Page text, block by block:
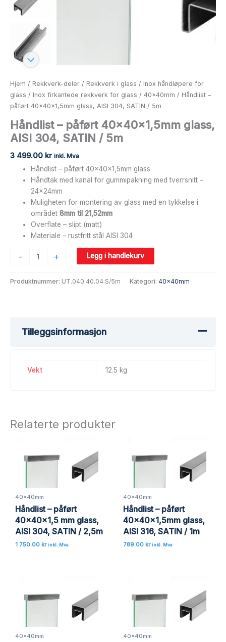
Hjem / Rekkverk-deler / Rekkverk i glass / Inox håndløpere for
glass / Inox firkantede rekkverk for glass / 40x40mm / Håndlist –
påført 40x40x1,5mm glass, AISI 304, SATIN / 5m
Håndlist – påført 40x40x1,5mm glass,
AISI 304, SATIN / 5m
3 499.00 kr inkl. Mva
Håndlist – påført 40x40x1,5mm glass
Håndtak med kanal for gummipakning med tverrsnitt –
24x24mm
Muligheten for montering av glass med en tykkelse i
området8mm til 21,52mm
Overflate – slipt (matt)
Materiale – rustfritt stål AISI 304
- + Legg i handlekurv
Produktnummer: UT.040.40.04.S/5m Kategori: 40x40mm
Tilleggsinformasjon
Vekt 12.5 kg
Relaterte produkter
40x40mm
Håndlist – påført
40x40x1,5 mm glass,
AISI 304, SATIN / 2,5m
1 750.00 kr inkl. Mva
40x40mm
Håndlist – påført
40x40x1,5mm glass,
AISI 316, SATIN / 1m
789.00 kr inkl. Mva
40x40mm 40x40mm